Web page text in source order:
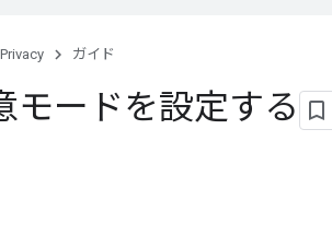
ガイド
モードを設定する